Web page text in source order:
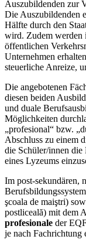
Auszubildenden zur
Die Auszubildenden
Hälfte durch den
wird. Zudem werden
öffentlichen
Unternehmen
steuerliche Anreize,
Die angebotenen
diesen beiden
und duale
Möglichkeiten
„profesional“ bzw.
Abschluss zu einem
die Schüler/innen
eines Lyzeums
Im post-sekundären,
şcoala de maiştri)
postliceală) mit dem
profesionale der
je nach Fachrichtung